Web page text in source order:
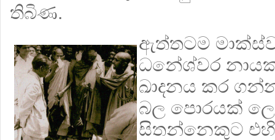
තිබිණ.
ඇත්තටම
ධනේශ්වර
ඛාදනය කර
බල පොරයක්
සිතන්නෙකුට එහි